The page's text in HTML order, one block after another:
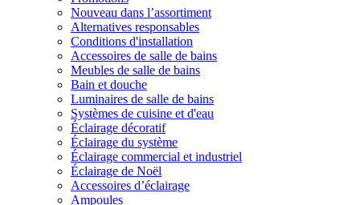
Nouveau dans l’assortiment
Alternatives responsables
Conditions d'installation
Accessoires de salle de bains
Meubles de salle de bains
Bain et douche
Luminaires de salle de bains
Systèmes de cuisine et d'eau
Éclairage décoratif
Éclairage du système
Éclairage commercial et industriel
Éclairage de Noël
Accessoires d’éclairage
Ampoules